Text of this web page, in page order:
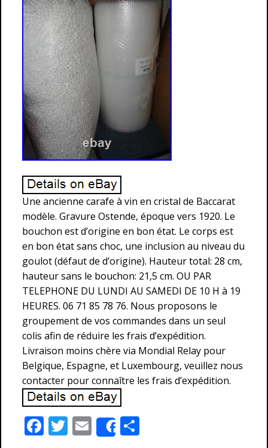
Une ancienne carafe à vin en cristal de Baccarat
modèle. Gravure Ostende, époque vers 1920. Le
bouchon est d’origine en bon état. Le corps est
en bon état sans choc, une inclusion au niveau du
goulot (défaut de d’origine). Hauteur total: 28 cm,
hauteur sans le bouchon: 21,5 cm. OU PAR
TELEPHONE DU LUNDI AU SAMEDI DE 10 H à 19
HEURES. 06 71 85 78 76. Nous proposons le
groupement de vos commandes dans un seul
colis afin de réduire les frais d’expédition.
Livraison moins chère via Mondial Relay pour
Belgique, Espagne, et Luxembourg, veuillez nous
contacter pour connaître les frais d’expédition.
F T E Share